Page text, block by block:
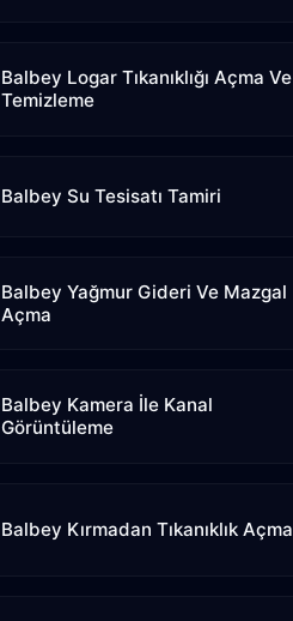
Balbey Logar Tıkanıklığı Açma Ve
Temizleme
Balbey Su Tesisatı Tamiri
Balbey Yağmur Gideri Ve Mazgal
Açma
Balbey Kamera İle Kanal
Görüntüleme
Balbey Kırmadan Tıkanıklık Açma